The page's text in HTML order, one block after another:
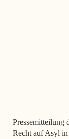
Pressemitteilung
Recht auf Asyl